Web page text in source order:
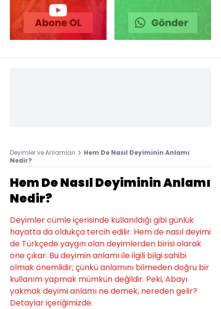
Deyimler ve Anlamları
Hem De Nasıl Deyiminin Anlamı
Nedir?
Hem De Nasıl Deyiminin Anlamı
Nedir?
Deyimler cümle içerisinde kullanıldığı gibi günlük
hayatta da oldukça tercih edilir. Hem de nasıl deyimi
de Türkçede yaygın olan deyimlerden birisi olarak
öne çıkar. Bu deyimin anlamı ile ilgili bilgi sahibi
olmak önemlidir; çünkü anlamını bilmeden doğru bir
kullanım yapmak mümkün değildir. Peki, Abayı
yakmak deyimi anlamı ne demek, nereden gelir?
Detaylar içeriğimizde.